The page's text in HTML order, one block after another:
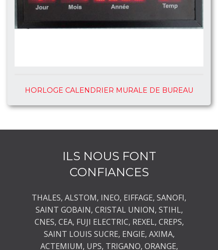
HORLOGE CALENDRIER MURALE DE BUREAU
ILS NOUS FONT
CONFIANCES
THALES, ALSTOM, INEO, EIFFAGE, SANOFI,
SAINT GOBAIN, CRISTAL UNION, STIHL,
CNES, CEA, FUJI ELECTRIC, REXEL, CREPS,
SAINT LOUIS SUCRE, ENGIE, AXIMA,
ACTEMIUM, UPS, TRIGANO, ORANGE,